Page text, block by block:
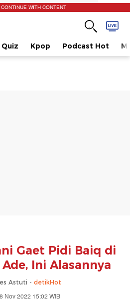
WITH CONTENT
Kpop Podcast Hot
Gaet Pidi Baiq di
Ini Alasannya
Astuti - detikHot
Nov 2022 15:02 WIB